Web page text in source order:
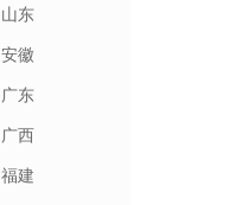
山东
安徽
广东
广西
福建